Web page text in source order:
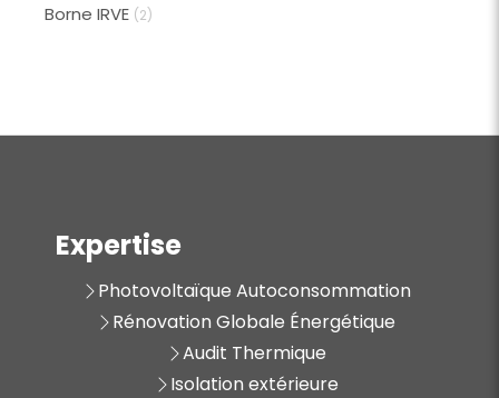
Borne IRVE (2)
Expertise
Photovoltaïque Autoconsommation
Rénovation Globale Énergétique
Audit Thermique
Isolation extérieure